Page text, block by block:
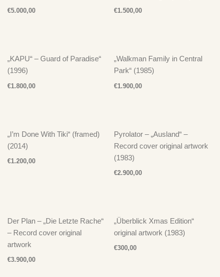
€5.000,00 €1.500,00
„KAPU“ – Guard of Paradise“
(1996)
€1.800,00
„Walkman Family in Central
Park“ (1985)
€1.900,00
„I’m Done With Tiki“ (framed)
(2014)
€1.200,00
Pyrolator – „Ausland“ –
Record cover original artwork
(1983)
€2.900,00
Der Plan – „Die Letzte Rache“
– Record cover original
artwork
€3.900,00
„Überblick Xmas Edition“
original artwork (1983)
€300,00